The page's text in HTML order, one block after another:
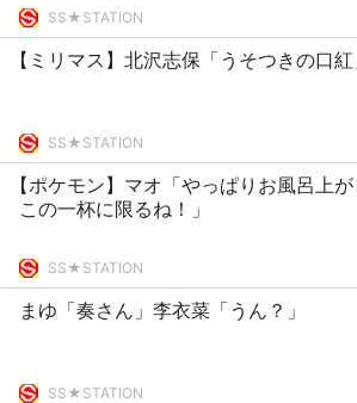
SS★STATION
【ミリマス】北沢志保「うそつきの口紅
SS★STATION
【ポケモン】マオ「やっぱりお風呂上
この一杯に限るね！」
SS★STATION
まゆ「奏さん」李衣菜「うん？」
SS★STATION